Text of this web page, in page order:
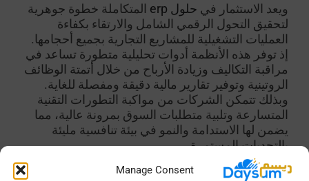
Manage Consent
ويعد الاستثمار في حلول erp
المتكاملة خطوة جوهرية
لتحقيق التحول الرقمي الشامل والارتقاء بكفاءة
العمليات التشغيلية للمشاريع التجارية بجميع أحجامها.
إذ توفر هذه الأنظمة أدوات تحليلية متطورة تساعد في
مراقبة التكاليف وزيادة الأرباح من خلال أتمتة الوظائف
الروتينية وتوفير تقارير مالية دقيقة ومفصلة للغاية.
وبذلك تتمكن الشركات من مواكبة التطورات التقنية
المتسارعة وتلبية متطلبات السوق بمرونة عالية، مما
يضمن لها الاستدامة والنمو في بيئة تنافسية مليئة
بالتحديات المستمرة.
توفر شركة ديسم حلول ERP متكاملة ومخصصة لتلبية